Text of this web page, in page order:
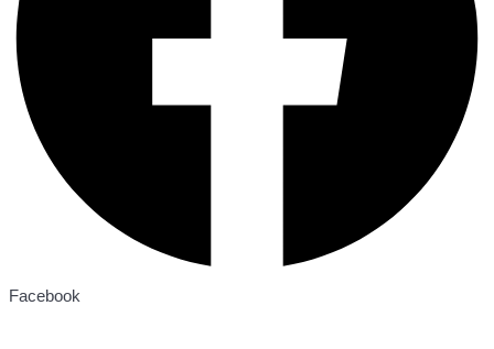
Facebook